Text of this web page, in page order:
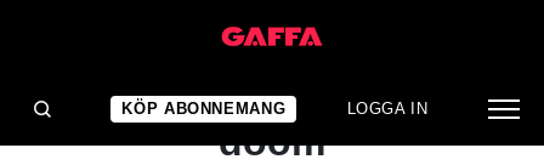
KÖP ABONNEMANG LOGGA IN
ALBUMRECENSION
Den nya vågen av svensk
doom